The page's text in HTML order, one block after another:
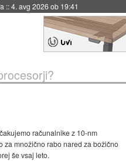
2026 ob 19:41
računalnike z 10-nm
za množično rabo nared za božično
še vsaj leto.